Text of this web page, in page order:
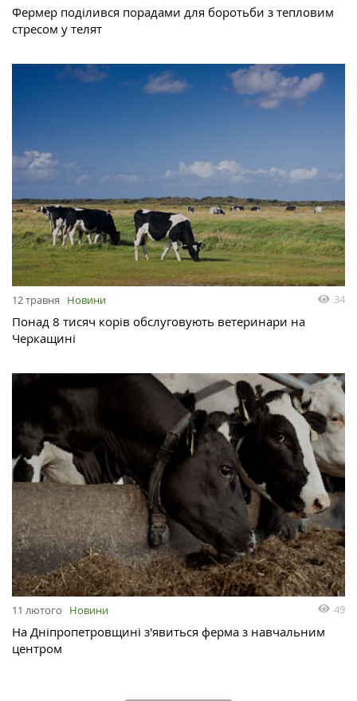
Фермер поділився порадами для боротьби з тепловим
стресом у телят
12 травня Новини 34
Понад 8 тисяч корів обслуговують ветеринари на
Черкащині
11 лютого Новини 49
На Дніпропетровщині з'явиться ферма з навчальним
центром